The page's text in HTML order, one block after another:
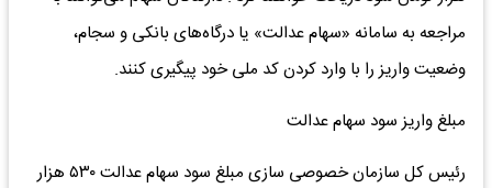
مراجعه به سامانه «سهام عدالت» یا درگاه‌های بانکی و سجام،
وضعیت واریز را با وارد کردن کد ملی خود پیگیری کنند.
مبلغ واریز سود سهام عدالت
رئیس کل سازمان خصوصی سازی مبلغ سود سهام عدالت ۵۳۰ هزار